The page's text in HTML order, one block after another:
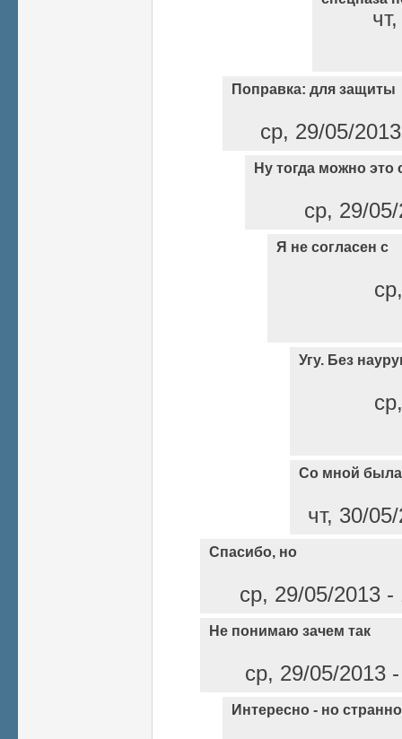
Поправка: для защиты
ср, 29/05/
Ну тогда можно это
ср, 29/
Я не согласен с
Угу. Без
Со мной была
чт, 30/
Спасибо, но
ср, 29/05/2013
Не понимаю зачем так
ср, 29/05/2013
Интересно - но странно